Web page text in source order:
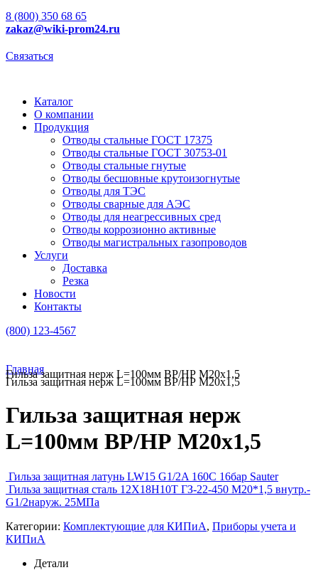
8 (800) 350 68 65
zakaz@wiki-prom24.ru
Связаться
Каталог
О компании
Продукция
Отводы стальные ГОСТ 17375
Отводы стальные ГОСТ 30753-01
Отводы стальные гнутые
Отводы бесшовные крутоизогнутые
Отводы для ТЭС
Отводы сварные для АЭС
Отводы для неагрессивных сред
Отводы коррозионно активные
Отводы магистральных газопроводов
Услуги
Доставка
Резка
Новости
Контакты
(800) 123-4567
Главная
Гильза защитная нерж L=100мм ВР/НР М20х1,5
Гильза защитная нерж L=100мм ВР/НР М20х1,5
Гильза защитная нерж
L=100мм ВР/НР М20х1,5
Гильза защитная латунь LW15 G1/2A 160C 16бар Sauter
Гильза защитная сталь 12Х18Н10Т ГЗ-22-450 М20*1,5 внутр.-
G1/2наруж. 25МПа
Категории: Комплектующие для КИПиА, Приборы учета и
КИПиА
Детали